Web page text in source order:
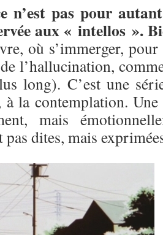
n’est pas pour
aux « intellos ».
où s’immerger,
l’hallucination,
long). C’est une
à la contemplation.
mais
pas dites, mais